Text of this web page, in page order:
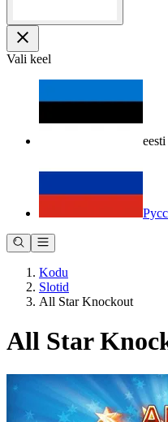
Vali keel
eesti
Kodu
Slotid
All Star Knockout
All Star